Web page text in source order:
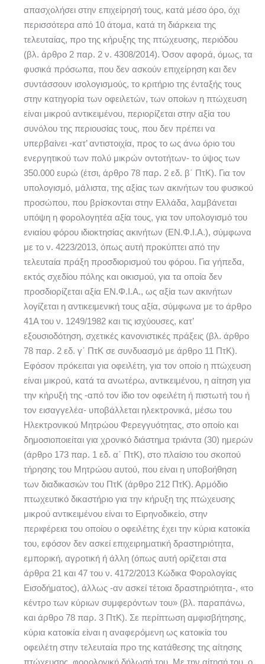
απασχολήσει στην επιχείρησή τους, κατά μέσο όρο, όχι
περισσότερα από 10 άτομα, κατά τη διάρκεια της
τελευταίας, προ της κήρυξης της πτώχευσης, περιόδου
(βλ. άρθρο 2 παρ. 2 ν. 4308/2014). Όσον αφορά, όμως, τα
φυσικά πρόσωπα, που δεν ασκούν επιχείρηση και δεν
συντάσσουν ισολογισμούς, το κριτήριο της ένταξής τους
στην κατηγορία των οφειλετών, των οποίων η πτώχευση
είναι μικρού αντικειμένου, περιορίζεται στην αξία του
συνόλου της περιουσίας τους, που δεν πρέπει να
υπερβαίνει -κατ’ αντιστοιχία, προς το ως άνω όριο του
ενεργητικού των πολύ μικρών οντοτήτων- το ύψος των
350.000 ευρώ (έτσι, άρθρο 78 παρ. 2 εδ. β΄ ΠτΚ). Για τον
υπολογισμό, μάλιστα, της αξίας των ακινήτων του φυσικού
προσώπου, που βρίσκονται στην Ελλάδα, λαμβάνεται
υπόψη η φορολογητέα αξία τους, για τον υπολογισμό του
ενιαίου φόρου ιδιοκτησίας ακινήτων (ΕΝ.Φ.Ι.Α.), σύμφωνα
με το ν. 4223/2013, όπως αυτή προκύπτει από την
τελευταία πράξη προσδιορισμού του φόρου. Για γήπεδα,
εκτός σχεδίου πόλης και οικισμού, για τα οποία δεν
προσδιορίζεται αξία ΕΝ.Φ.Ι.Α., ως αξία των ακινήτων
λογίζεται η αντικειμενική τους αξία, σύμφωνα με το άρθρο
41Α του ν. 1249/1982 και τις ισχύουσες, κατ’
εξουσιοδότηση, σχετικές κανονιστικές πράξεις (βλ. άρθρο
78 παρ. 2 εδ. γ΄ ΠτΚ σε συνδυασμό με άρθρο 11 ΠτΚ).
Εφόσον πρόκειται για οφειλέτη, για τον οποίο η πτώχευση
είναι μικρού, κατά τα ανωτέρω, αντικειμένου, η αίτηση για
την κήρυξή της -από τον ίδιο τον οφειλέτη ή πιστωτή του ή
τον εισαγγελέα- υποβάλλεται ηλεκτρονικά, μέσω του
Ηλεκτρονικού Μητρώου Φερεγγυότητας, στο οποίο και
δημοσιοποιείται για χρονικό διάστημα τριάντα (30) ημερών
(άρθρο 173 παρ. 1 εδ. α΄ ΠτΚ), στο πλαίσιο του σκοπού
τήρησης του Μητρώου αυτού, που είναι η υποβοήθηση
των διαδικασιών του ΠτΚ (άρθρο 212 ΠτΚ). Αρμόδιο
πτωχευτικό δικαστήριο για την κήρυξη της πτώχευσης
μικρού αντικειμένου είναι το Ειρηνοδικείο, στην
περιφέρεια του οποίου ο οφειλέτης έχει την κύρια κατοικία
του, εφόσον δεν ασκεί επιχειρηματική δραστηριότητα,
εμπορική, αγροτική ή άλλη (όπως αυτή ορίζεται στα
άρθρα 21 και 47 του ν. 4172/2013 Κώδικα Φορολογίας
Εισοδήματος), άλλως -αν ασκεί τέτοια δραστηριότητα-, «το
κέντρο των κύριων συμφερόντων του» (βλ. παραπάνω,
και άρθρο 78 παρ. 3 ΠτΚ). Σε περίπτωση αμφισβήτησης,
κύρια κατοικία είναι η αναφερόμενη ως κατοικία του
οφειλέτη στην τελευταία προ της κατάθεσης της αίτησης